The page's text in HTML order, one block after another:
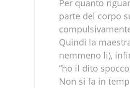
Per quanto
parte del corpo
Quindi la
nemmeno li),
“ho il dito
Non si fa in